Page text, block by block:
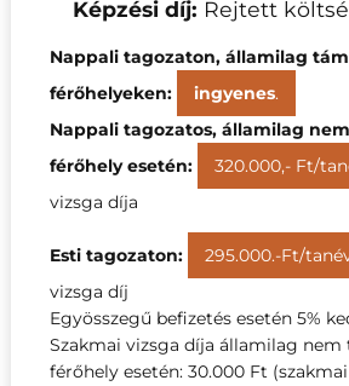
Képzési díj: Rejtett
Nappali tagozaton, államilag
férőhelyeken:
ingyenes.
Nappali tagozatos, államilag
férőhely esetén:
320.000,- Ft/
vizsga díja
Esti tagozaton: 295.000.-Ft/
vizsga díj
Egyösszegű befizetés esetén 5%
Szakmai vizsga díja államilag
férőhely esetén: 30.000 Ft